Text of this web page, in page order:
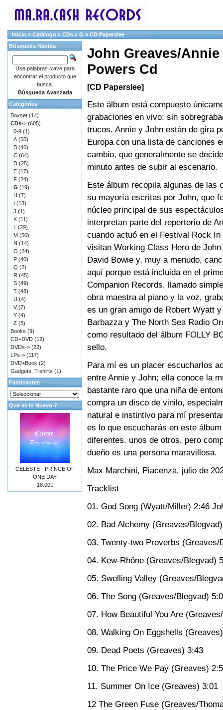
Inicio » Catálogo » CDs » G » CD Paperslee
John Greaves/
Powers Cd
[CD Paperslee]
Este álbum está compuesto
grabaciones en vivo: sin
trucos. Annie y John están de gira
Europa con una lista de canciones
cambio, que generalmente se
minuto antes de subir al escenario.
Este álbum recopila algunas de las
su mayoría escritas por John, que
núcleo principal de sus
interpretan parte del repertorio de
cuando actuó en el Festival Rock
visitan Working Class Hero de
David Bowie y, muy a menudo,
aquí porque está incluida en el
Companion Records, llamado
obra maestra al piano y la voz,
es un gran amigo de Robert Wyatt
Barbazza y The North Sea Radio
como resultado del álbum FOLLY
sello.
Para mí es un placer escucharlos
entre Annie y John; ella conoce la
bastante raro que una niña de
compra un disco de vinilo,
natural e instintivo para mí
es lo que escucharás en este
diferentes. unos de otros, pero
dueño es una persona maravillosa.
Max Marchini, Piacenza, julio de
Tracklist
01. God Song (Wyatt/Miller) 2:46
02. Bad Alchemy (Greaves/
03. Twenty-two Proverbs (Greaves/
04. Kew-Rhône (Greaves/Blegvad)
05. Swelling Valley (Greaves/
06. The Song (Greaves/Blegvad)
07. How Beautiful You Are
08. Walking On Eggshells
09. Dead Poets (Greaves) 3:43
10. The Price We Pay (Greaves)
11. Summer On Ice (Greaves) 3:01
12 The Green Fuse (Greaves/
Búsqueda Rápida
Use palabras clave para
encontrar el producto que
busca.
Búsqueda Avanzada
Categorías
Boxset (14)
CDs-> (605)
0-9 (1)
A (55)
B (46)
C (64)
D (25)
E (17)
F (24)
G (19)
H (7)
I (13)
J (1)
K (11)
L (29)
M (50)
N (14)
O (24)
P (40)
Q (2)
R (45)
S (49)
T (48)
U (4)
V (7)
Y (4)
Z (5)
Books (9)
CD+DVD (12)
DVDs-> (22)
LPs-> (117)
DVD+Book (2)
Gadgets, T-shirts (1)
Fabricantes
Que es lo Nuevo ?
CELESTE - PRINCE OF
ONE DAY
18.00€